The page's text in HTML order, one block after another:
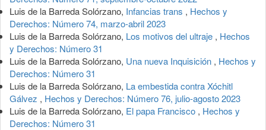
Luis de la Barreda Solórzano, Infancias trans , Hechos y
Derechos: Número 74, marzo-abril 2023
Luis de la Barreda Solórzano, Los motivos del ultraje , Hechos
y Derechos: Número 31
Luis de la Barreda Solórzano, Una nueva Inquisición , Hechos y
Derechos: Número 31
Luis de la Barreda Solórzano, La embestida contra Xóchitl
Gálvez , Hechos y Derechos: Número 76, julio-agosto 2023
Luis de la Barreda Solórzano, El papa Francisco , Hechos y
Derechos: Número 31